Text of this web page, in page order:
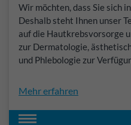
Wir möchten, dass Sie sich
Deshalb steht Ihnen unser
auf die Hautkrebsvorsorge
zur Dermatologie,
und Phlebologie zur
Mehr erfahren